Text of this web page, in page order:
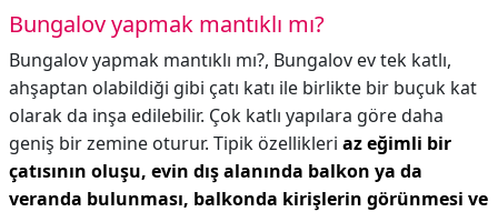
Bungalov yapmak mantıklı mı?
Bungalov yapmak mantıklı mı?, Bungalov ev tek katlı,
ahşaptan olabildiği gibi çatı katı ile birlikte bir buçuk kat
olarak da inşa edilebilir. Çok katlı yapılara göre daha
geniş bir zemine oturur. Tipik özellikleri az eğimli bir
çatısının oluşu, evin dış alanında balkon ya da
veranda bulunması, balkonda kirişlerin görünmesi ve